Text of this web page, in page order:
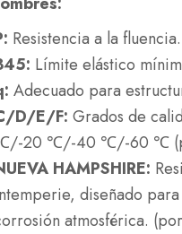
Resistencia a la fluencia.
Límite elástico
Adecuado para
D/E/F: Grados de
20 ℃/-40 ℃/-60 ℃ (p.
HAMPSHIRE:
diseñado
atmosférica.